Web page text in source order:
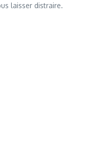
laisser distraire.